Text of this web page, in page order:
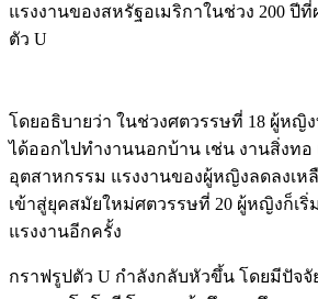
แรงงานของสหรัฐอเมริกาในช่วง 200 ปี
ตัว U
โดยอธิบายว่า ในช่วงศตวรรษที่ 18 ผู้หญิ
ได้ออกไปทำงานนอกบ้าน เช่น งานสิ่งท
อุตสาหกรรม แรงงานของผู้หญิงลดลงเหลื
เข้าสู่ยุคสมัยใหม่ศตวรรษที่ 20 ผู้หญิงก็เริ่
แรงงานอีกครั้ง
กราฟรูปตัว U กำลังกลับหัวขึ้น โดยมีปัจ